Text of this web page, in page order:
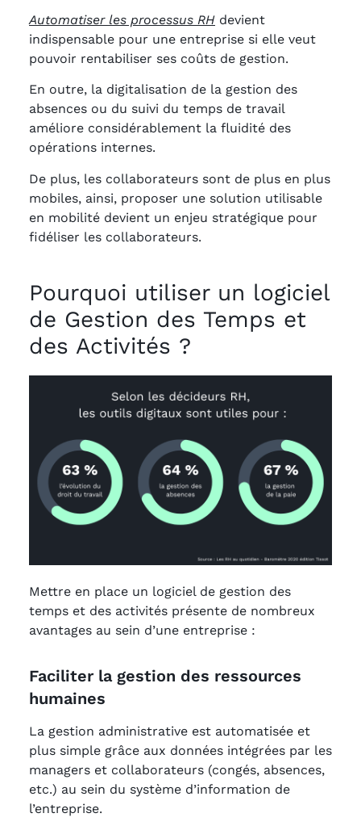
Automatiser les processus RH devient
indispensable pour une entreprise si elle veut
pouvoir rentabiliser ses coûts de gestion.
En outre, la digitalisation de la gestion des
absences ou du suivi du temps de travail
améliore considérablement la fluidité des
opérations internes.
De plus, les collaborateurs sont de plus en plus
mobiles, ainsi, proposer une solution utilisable
en mobilité devient un enjeu stratégique pour
fidéliser les collaborateurs.
Pourquoi utiliser un logiciel
de Gestion des Temps et
des Activités ?
Mettre en place un logiciel de gestion des
temps et des activités présente de nombreux
avantages au sein d’une entreprise :
Faciliter la gestion des ressources
humaines
La gestion administrative est automatisée et
plus simple grâce aux données intégrées par les
managers et collaborateurs (congés, absences,
etc.) au sein du système d’information de
l’entreprise.